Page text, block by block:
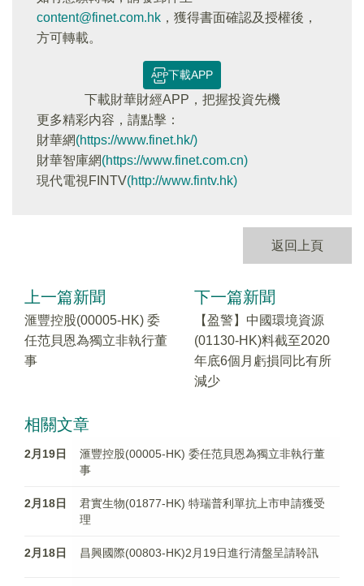
content@finet.com.hk ，獲得書面確認及授權後，
方可轉載。
下載APP
下載財華財經APP，把握投資先機
更多精彩内容，請點擊：
財華網(https://www.finet.hk/)
財華智庫網(https://www.finet.com.cn)
現代電視FINTV(http://www.fintv.hk)
返回上頁
上一篇新聞
滙豐控股(00005-HK) 委
任范貝恩為獨立非執行董
事
下一篇新聞
【盈警】中國環境資源
(01130-HK)料截至2020
年底6個月虧損同比有所
減少
相關文章
2月19日
滙豐控股(00005-HK) 委任范貝恩為獨立非執行董
事
2月18日
君實生物(01877-HK) 特瑞普利單抗上市申請獲受
理
2月18日 昌興國際(00803-HK)2月19日進行清盤呈請聆訊